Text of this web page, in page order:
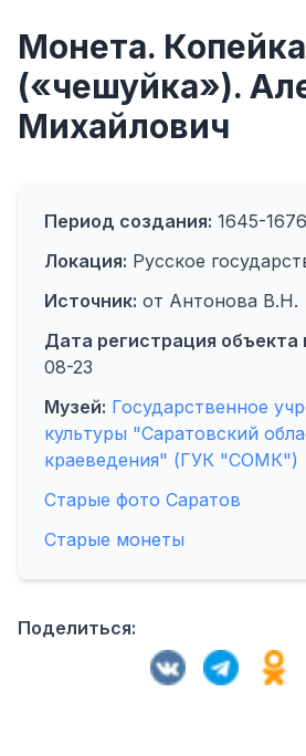
Монета. Копейка
(«чешуйка»).
Михайлович
Период создания: 1645-
Локация: Русское
Источник: от Антонова В.Н.
Дата регистрация объекта
08-23
Музей: Государственное
культуры "Саратовский
краеведения" (ГУК "СОМК")
Старые фото Саратов
Старые монеты
Поделиться: